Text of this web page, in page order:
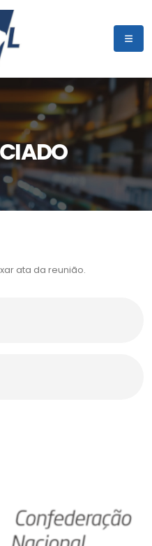
ata da reunião.